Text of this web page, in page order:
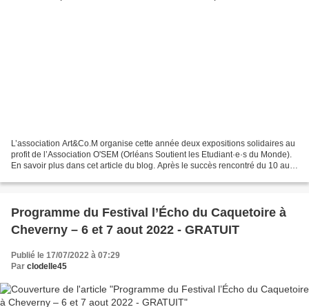
L’association Art&Co.M organise cette année deux expositions solidaires au
profit de l’Association O'SEM (Orléans Soutient les Etudiant·e·s du Monde).
En savoir plus dans cet article du blog. Après le succès rencontré du 10 au
Programme du Festival l’Écho du Caquetoire à
Cheverny – 6 et 7 aout 2022 - GRATUIT
Publié le 17/07/2022 à 07:29
Par clodelle45